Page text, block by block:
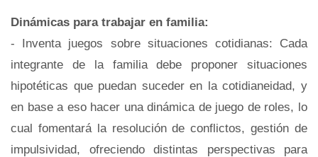
Dinámicas para trabajar en familia:
- Inventa juegos sobre situaciones cotidianas: Cada
integrante de la familia debe proponer situaciones
hipotéticas que puedan suceder en la cotidianeidad, y
en base a eso hacer una dinámica de juego de roles, lo
cual fomentará la resolución de conflictos, gestión de
impulsividad, ofreciendo distintas perspectivas para